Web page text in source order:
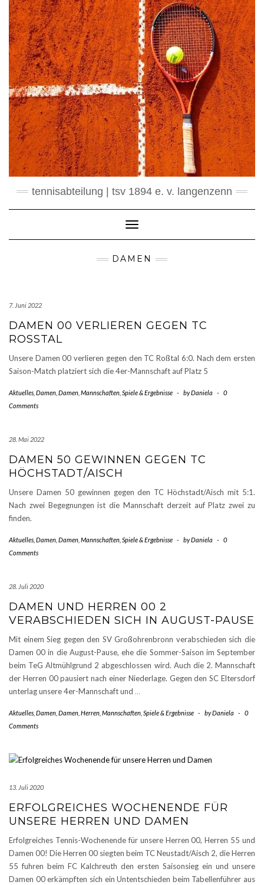
Skip
content
tennisabteilung | tsv 1894 e. v. langenzenn
Toggle Navigation
DAMEN
7. Juni 2022
DAMEN 00 VERLIEREN GEGEN TC
ROSSTAL
Unsere Damen 00 verlieren gegen den TC Roßtal 6:0. Nach dem ersten
Saison-Match platziert sich die 4er-Mannschaft auf Platz 5
Aktuelles Damen Damen Mannschaften Spiele & Ergebnisse - byDaniela -
0
Comments
28. Mai 2022
DAMEN 50 GEWINNEN GEGEN TC
HÖCHSTADT/AISCH
Unsere Damen 50 gewinnen gegen den TC Höchstadt/Aisch mit 5:1.
Nach zwei Begegnungen ist die Mannschaft derzeit auf Platz zwei zu
finden.
Aktuelles Damen Damen Mannschaften Spiele & Ergebnisse - byDaniela -
0
Comments
28. Juli 2020
DAMEN UND HERREN 00 2
VERABSCHIEDEN SICH IN AUGUST-PAUSE
Mit einem Sieg gegen den SV Großohrenbronn verabschieden sich die
Damen 00 in die August-Pause, ehe die Sommer-Saison im September
beim TeG Altmühlgrund 2 abgeschlossen wird. Auch die 2. Mannschaft
der Herren 00 pausiert nach einer Niederlage. Gegen den SC Eltersdorf
unterlag unsere 4er-Mannschaft und …
Aktuelles Damen Damen Herren Mannschaften Spiele & Ergebnisse - byDaniela -
0
Comments
13. Juli 2020
ERFOLGREICHES WOCHENENDE FÜR
UNSERE HERREN UND DAMEN
Erfolgreiches Tennis-Wochenende für unsere Herren 00, Herren 55 und
Damen 00! Die Herren 00 siegten beim TC Neustadt/Aisch 2, die Herren
55 fuhren beim FC Kalchreuth den ersten Saisonsieg ein und unsere
Damen 00 erkämpften sich ein Untentschieden beim Tabellenführer aus